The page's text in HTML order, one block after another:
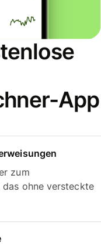
App
zum
das ohne versteckte